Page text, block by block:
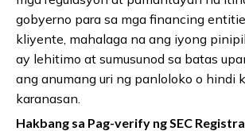
gobyerno para sa mga financing
kliyente, mahalaga na ang iyong
ay lehitimo at sumusunod sa batas
ang anumang uri ng panloloko o hindi
karanasan.
Hakbang sa Pag-verify ng SEC